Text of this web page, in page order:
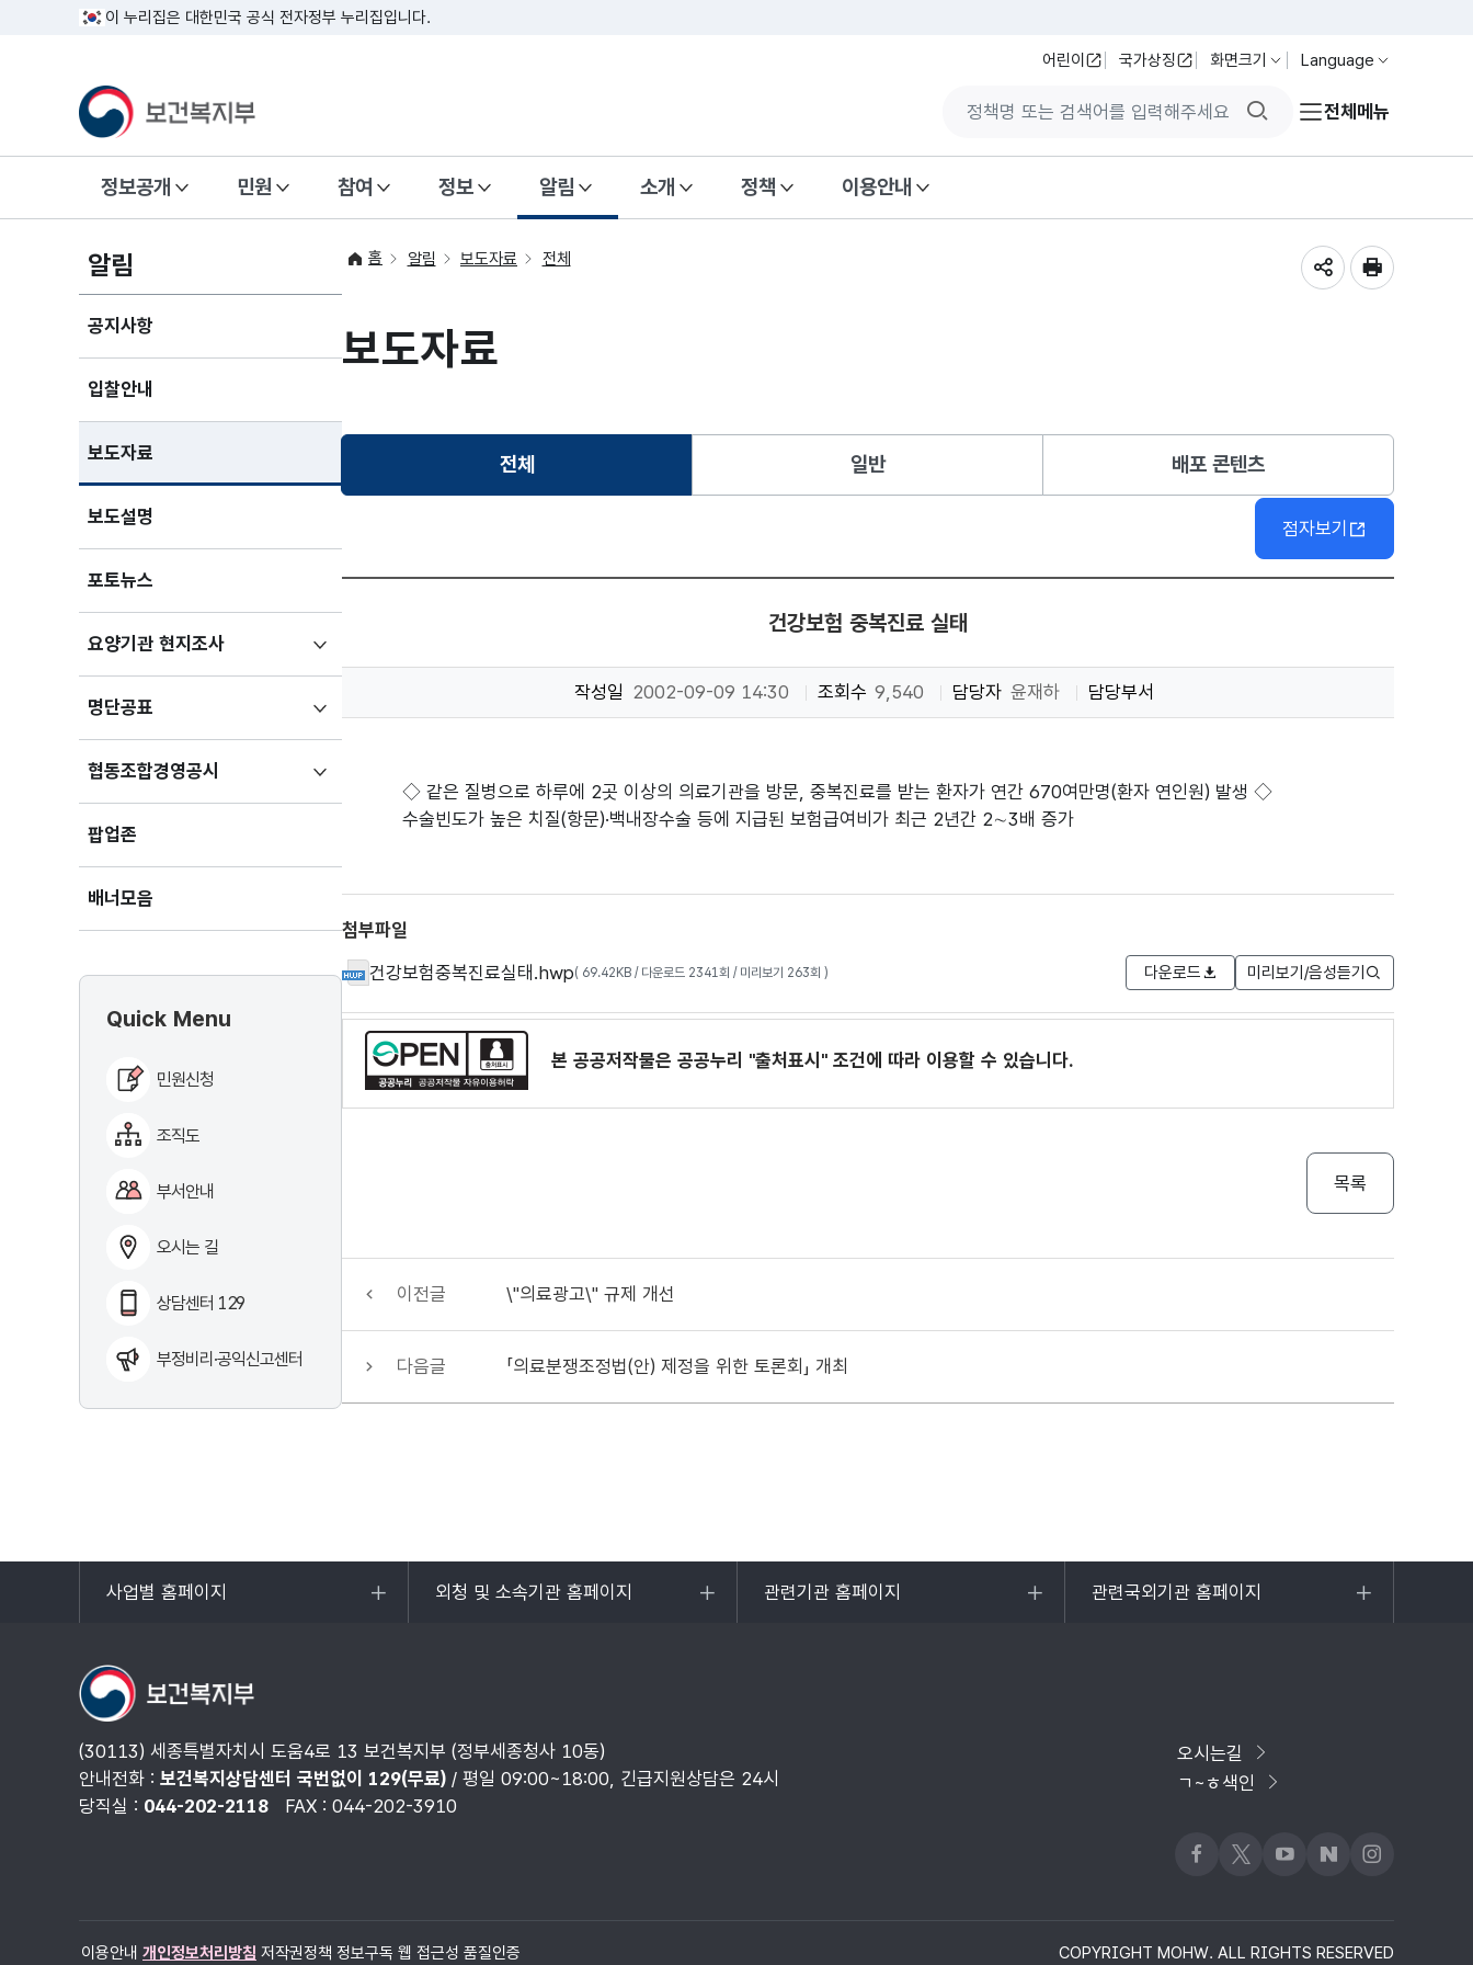
이 누리집은 대한민국 공식 전자정부 누리집입니다.
어린이 국가상징 화면크기 Language
검색버튼전체메뉴
정보공개 민원 참여 정보 알림 소개 정책 이용안내
알림
공지사항
입찰안내
보도자료
보도설명
포토뉴스
요양기관 현지조사하위메뉴
펼치기
명단공표
펼치기
협동조합경영공시
펼치기
팝업존
배너모음
Quick Menu
민원신청
조직도
부서안내
오시는 길
상담센터 129
부정비리·공익신고센터
홈 알림 보도자료 전체
보도자료
전체선택됨 일반 배포 콘텐츠
점자보기
건강보험 중복진료 실태
작성일 2002-09-09 14:30 조회수 9,540 담당자 윤재하 담당부서
◇ 같은 질병으로 하루에 2곳 이상의 의료기관을 방문, 중복진료를 받는 환자가 연간 670여만명(환자 연인원) 발생 ◇
수술빈도가 높은 치질(항문)·백내장수술 등에 지급된 보험급여비가 최근 2년간 2∼3배 증가
첨부파일
건강보험중복진료실태.hwp( 69.42KB / 다운로드 2341회 / 미리보기 263회 ) 다운로드 미리보기/음성듣기
본 공공저작물은 공공누리 "출처표시" 조건에 따라 이용할 수 있습니다.
목록
이전글 \"의료광고\" 규제 개선
다음글 「의료분쟁조정법(안) 제정을 위한 토론회」 개최
사업별 홈페이지
목록
외청 및 소속기관 홈페이지
목록
관련기관 홈페이지
목록
관련국외기관 홈페이지
목록
(30113) 세종특별자치시 도움4로 13 보건복지부 (정부세종청사 10동)
안내전화 : 보건복지상담센터 국번없이 129(무료) / 평일 09:00~18:00, 긴급지원상담은 24시
당직실 : 044-202-2118 FAX : 044-202-3910
오시는길
ㄱ~ㅎ색인
페이스북
x 유튜브네이버블로그
인스타그램
이용안내 개인정보처리방침 저작권정책 정보구독 웹 접근성 품질인증 COPYRIGHT MOHW. ALL RIGHTS RESERVED